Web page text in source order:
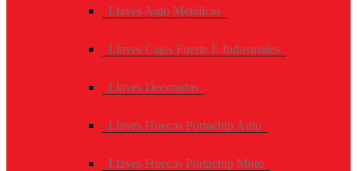
Llaves Auto Metálicas
Llaves Cajas Fuerte E Industriales
Llaves Decoradas
Llaves Huecas Portachip Auto
Llaves Huecas Portachip Moto